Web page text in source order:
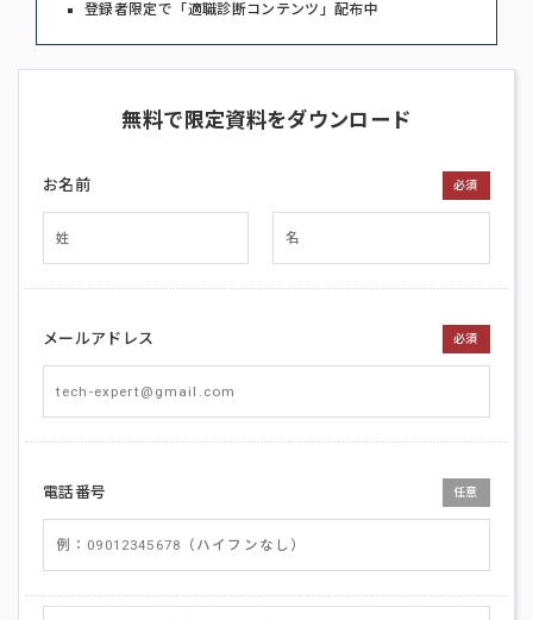
登録者限定で「適職診断コンテンツ」配布中
無料で限定資料をダウンロード
お名前 必須
メールアドレス 必須
電話番号 任意